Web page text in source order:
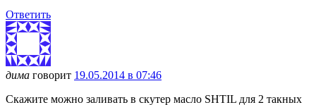
Ответить
дима говорит 19.05.2014 в 07:46
Скажите можно заливать в скутер масло SHTIL для 2 такных